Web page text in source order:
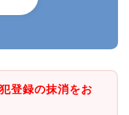
登録の抹消をお